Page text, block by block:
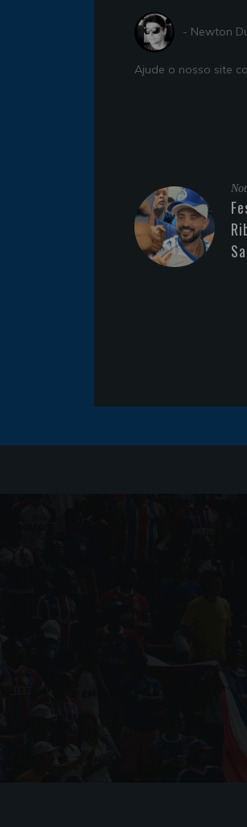
- Newton
Ajude o nosso site